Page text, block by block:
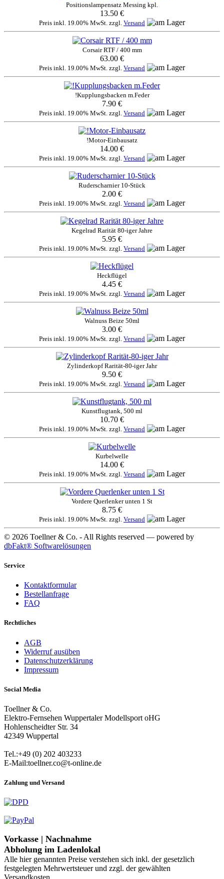
Positionslampensatz Messing kpl.
13.50 €
Preis inkl. 19.00% MwSt. zzgl. Versand
Corsair RTF / 400 mm
63.00 €
Preis inkl. 19.00% MwSt. zzgl. Versand
!Kupplungsbacken m.Feder
7.90 €
Preis inkl. 19.00% MwSt. zzgl. Versand
!Motor-Einbausatz
14.00 €
Preis inkl. 19.00% MwSt. zzgl. Versand
Ruderscharnier 10-Stück
2.00 €
Preis inkl. 19.00% MwSt. zzgl. Versand
Kegelrad Rarität 80-iger Jahre
5.95 €
Preis inkl. 19.00% MwSt. zzgl. Versand
Heckflügel
4.45 €
Preis inkl. 19.00% MwSt. zzgl. Versand
Walnuss Beize 50ml
3.00 €
Preis inkl. 19.00% MwSt. zzgl. Versand
Zylinderkopf Rarität-80-iger Jahr
9.50 €
Preis inkl. 19.00% MwSt. zzgl. Versand
Kunstflugtank, 500 ml
10.70 €
Preis inkl. 19.00% MwSt. zzgl. Versand
Kurbelwelle
14.00 €
Preis inkl. 19.00% MwSt. zzgl. Versand
Vordere Querlenker unten 1 St
8.75 €
Preis inkl. 19.00% MwSt. zzgl. Versand
© 2026 Toellner & Co. - All Rights reserved — powered by
dbFakt® Softwarelösungen
Service
Kontaktformular
Bestellanfrage
FAQ
Rechtliches
AGB
Widerruf ausüben
Datenschutzerklärung
Impressum
Social Media
Toellner & Co.
Elektro-Fernsehen Wuppertaler Modellsport oHG
Hohlenscheidter Str. 34
42349 Wuppertal
Tel.:+49 (0) 202 403233
E-Mail:toellner.co@t-online.de
Zahlung und Versand
Vorkasse | Nachnahme
Abholung im Ladenlokal
Alle hier genannten Preise verstehen sich inkl. der gesetzlich
festgelegten Mehrwertsteuer und zzgl. der gewählten